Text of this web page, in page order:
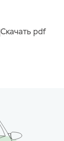
Скачать pdf